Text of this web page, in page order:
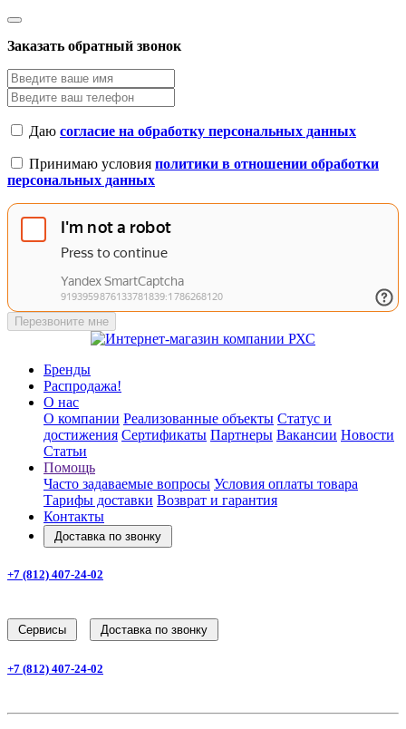
Заказать обратный звонок
Даю согласие на обработку персональных данных
Принимаю условия политики в отношении обработки
персональных данных
Перезвоните мне
Бренды
Распродажа!
О нас
О компании Реализованные объекты Статус и
достижения Сертификаты Партнеры Вакансии Новости
Статьи
Помощь
Часто задаваемые вопросы Условия оплаты товара
Тарифы доставки Возврат и гарантия
Контакты
Доставка по звонку
+7 (812) 407-24-02
Cервисы Доставка по звонку
+7 (812) 407-24-02